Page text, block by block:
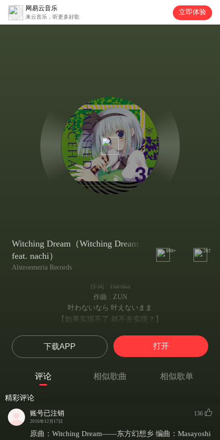
网易云音乐
来云音乐，听更多好歌
立即体验
Witching Dream（Witching Dream
feat. nachi）
Alstroemeria Records
999+ 267
作词 : Haruka
作曲 : ZUN
叶わないなら 叶えないまま
【如果实现不了 就不去实现？】
【如果传达不了 就不去传达？】
触れないなら 触れないまま
【如果触碰不了 就不去触碰】
【因为是幻影 虚无缥缈】
【感到害怕的话 就一味逃避？】
夢を見るなら 想いもあるわ
下载APP 打开
评论 相似歌曲 相似歌单
精彩评论
账号已注销
2016年12月17日
136
原曲：Witching Dream——东方幻想乡 编曲：Masayoshi